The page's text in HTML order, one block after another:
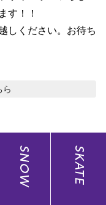
す！！
しください。お待ち
ら
SNOW SKATE